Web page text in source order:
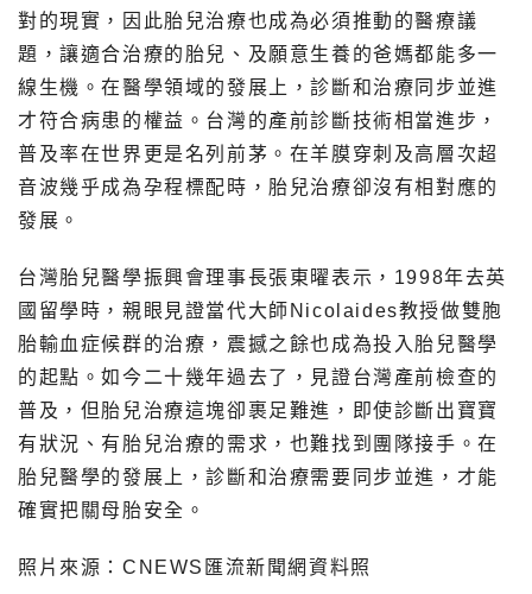
對的現實，因此胎兒治療也成為必須推動的醫療議
題，讓適合治療的胎兒、及願意生養的爸媽都能多一
線生機。在醫學領域的發展上，診斷和治療同步並進
才符合病患的權益。台灣的產前診斷技術相當進步，
普及率在世界更是名列前茅。在羊膜穿刺及高層次超
音波幾乎成為孕程標配時，胎兒治療卻沒有相對應的
發展。
台灣胎兒醫學振興會理事長張東曜表示，1998年去英
國留學時，親眼見證當代大師Nicolaides教授做雙胞
胎輸血症候群的治療，震撼之餘也成為投入胎兒醫學
的起點。如今二十幾年過去了，見證台灣產前檢查的
普及，但胎兒治療這塊卻裹足難進，即使診斷出寶寶
有狀況、有胎兒治療的需求，也難找到團隊接手。在
胎兒醫學的發展上，診斷和治療需要同步並進，才能
確實把關母胎安全。
照片來源：CNEWS匯流新聞網資料照